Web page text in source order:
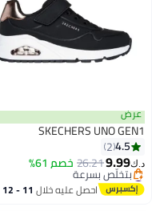
عرض
SKECHERS UNO GEN1
4.5
2
د.ك‏9.99
26.21خصم 61%
#34 في أحذية رياضية للأولاد
أقل سعر في السنة
بتخلّص بسرعة
احصل عليه خلال 11 - 12